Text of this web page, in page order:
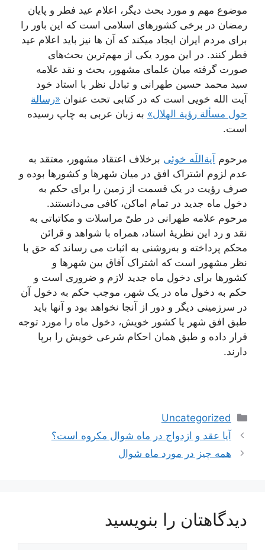
موضوع مهم و مورد بحث دیگر، اعلام عید فطر و پایان
رمضان در برخی کشورهای اسلامی است که این باور را
برای مردم ایران ایجاد میکند که آن ها نیز باید اعلام عید
فطر کنند. در این مورد یکی از مهم‌ترین بحث‌های
صورت گرفته میان علمای مشهور، بحث و نقد علامه
سید محمد حسین طهرانی و تبادل نظر با استاد خود
آیت الله خویی است که در کتابی تحت عنوان «رسالة
حول مسألة رؤية الهلال‏» به زبان عربی به چاپ رسیده
است.
مرحوم آیة‌اللَه خوئی برخلاف اعتقاد مشهور، معتقد به
عدم لزوم اشتراک افق در میان شهرها و کشورها بوده و
صرف رؤیت در یک قسمت از زمین را برای حکم به
دخول ماه جدید در تمام اماکن، کافی می‌دانستند.
مرحوم علامه طهرانی در طیّ مراسلات و مکاتباتی به
نقد و رد این نظریۀ استاد، همراه با شواهد و قرائن
محکم پرداخته و به‌روشنی به اثبات می رساند که حق با
نظر مشهور است که اشتراک آفاق بین شهرها و
کشورها برای دخول ماه جدید لازم و ضروری است و
حکم به دخول ماه در یک شهر، موجب حکم به دخول آن
در سرزمینی دیگر و دور از آنجا نخواهد بود و آنها باید
طبق افق شهر یا کشور خویش، دخول ماه را مورد توجه
قرار داده و طبق همان احکام شرعی خویش را برپا
دارند.
دسته‌ها
Uncategorized
آیا عقد و ازدواج در ماه شوال مکروه است؟
همه چیز در مورد ماه شوال
دیدگاهتان را بنویسید